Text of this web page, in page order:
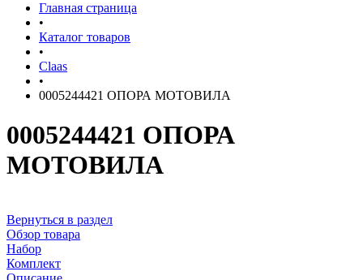
Главная страница
•
Каталог товаров
•
Claas
•
0005244421 ОПОРА МОТОВИЛА
0005244421 ОПОРА
МОТОВИЛА
Вернуться в раздел
Обзор товара
Набор
Комплект